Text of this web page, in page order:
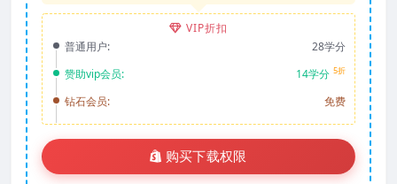
VIP折扣
普通用户:
28学分
赞助vip会员:
14学分 5折
钻石会员: 免费
购买下载权限